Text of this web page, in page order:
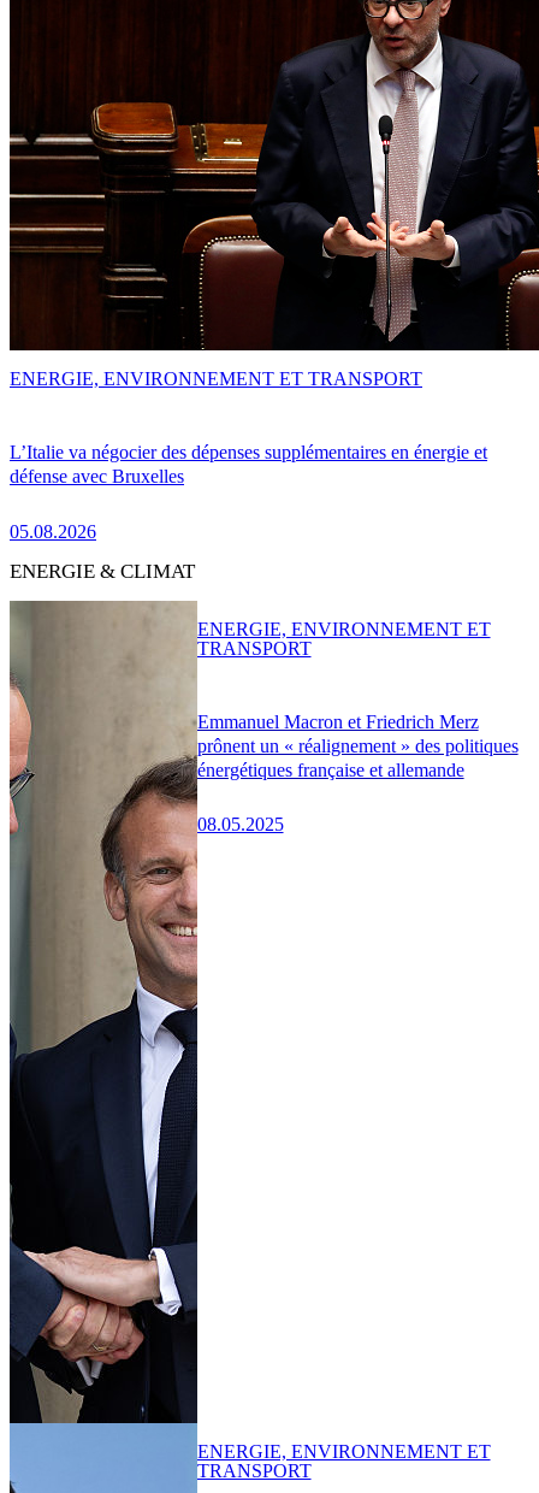
L’Italie va négocier des dépenses supplémentaires en énergie et
défense avec Bruxelles
05.08.2026
ENERGIE, ENVIRONNEMENT ET TRANSPORT
ENERGIE & CLIMAT
Emmanuel Macron et Friedrich Merz
prônent un « réalignement » des politiques
énergétiques française et allemande
08.05.2025
ENERGIE, ENVIRONNEMENT ET
TRANSPORT
ENERGIE, ENVIRONNEMENT ET
TRANSPORT